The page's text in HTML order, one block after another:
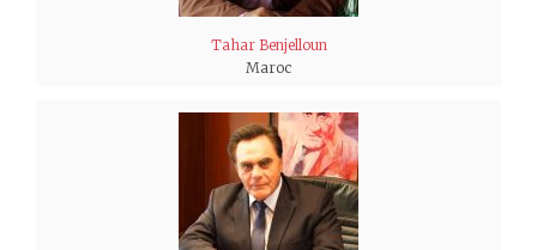
Tahar Benjelloun
Maroc